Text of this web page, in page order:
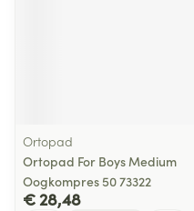
Ortopad
Ortopad For Boys Medium
Oogkompres 50 73322
€ 28,48